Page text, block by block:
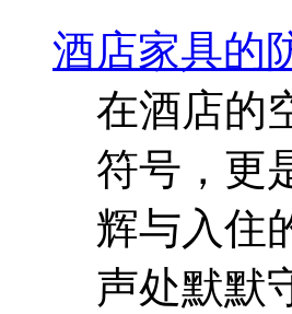
酒店家具的
在酒店的
符号，更
辉与入住
声处默默